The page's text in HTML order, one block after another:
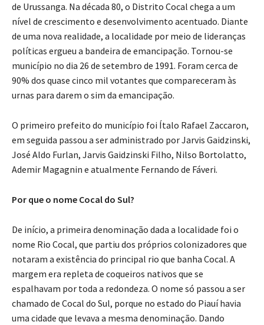
de Urussanga. Na década 80, o Distrito Cocal chega a um
nível de crescimento e desenvolvimento acentuado. Diante
de uma nova realidade, a localidade por meio de lideranças
políticas ergueu a bandeira de emancipação. Tornou-se
município no dia 26 de setembro de 1991. Foram cerca de
90% dos quase cinco mil votantes que compareceram às
urnas para darem o sim da emancipação.
O primeiro prefeito do município foi Ítalo Rafael Zaccaron,
em seguida passou a ser administrado por Jarvis Gaidzinski,
José Aldo Furlan, Jarvis Gaidzinski Filho, Nilso Bortolatto,
Ademir Magagnin e atualmente Fernando de Fáveri.
Por que o nome Cocal do Sul?
De início, a primeira denominação dada a localidade foi o
nome Rio Cocal, que partiu dos próprios colonizadores que
notaram a existência do principal rio que banha Cocal. A
margem era repleta de coqueiros nativos que se
espalhavam por toda a redondeza. O nome só passou a ser
chamado de Cocal do Sul, porque no estado do Piauí havia
uma cidade que levava a mesma denominação. Dando